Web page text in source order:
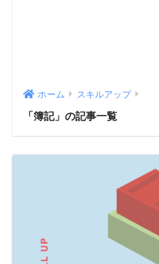
ホーム スキルアップ
「簿記」の記事一覧